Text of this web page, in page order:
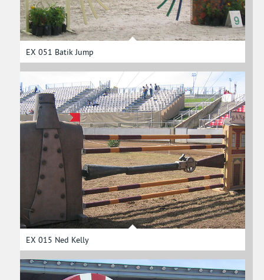
EX 051 Batik Jump
EX 015 Ned Kelly